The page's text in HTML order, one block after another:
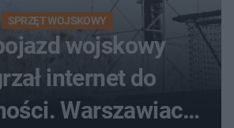
SPRZĘT WOJSKOWY
wojskowy
internet do
Warszawiacy